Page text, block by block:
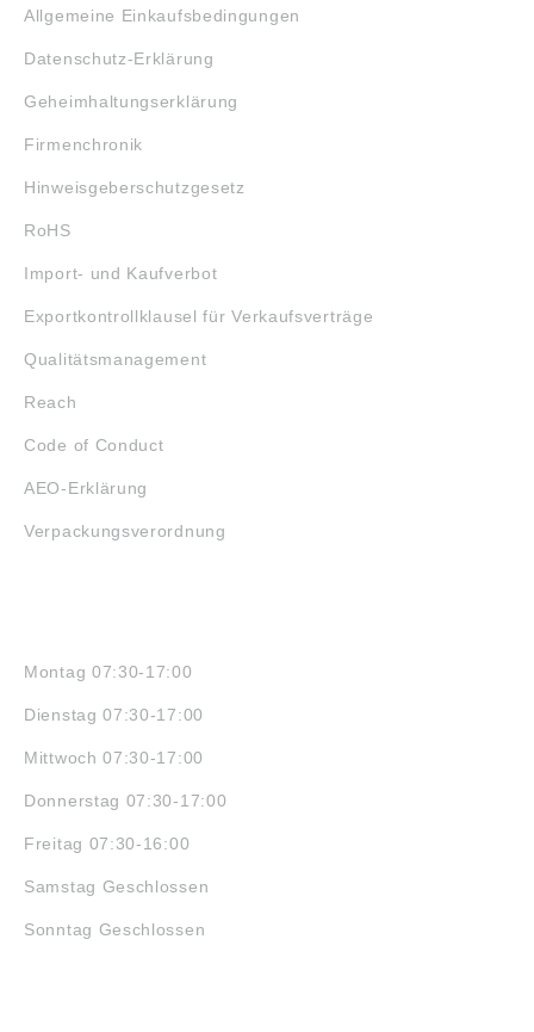
Allgemeine Einkaufsbedingungen
Datenschutz-Erklärung
Geheimhaltungserklärung
Firmenchronik
Hinweisgeberschutzgesetz
RoHS
Import- und Kaufverbot
Exportkontrollklausel für Verkaufsverträge
Qualitätsmanagement
Reach
Code of Conduct
AEO-Erklärung
Verpackungsverordnung
Montag 07:30-17:00
Dienstag 07:30-17:00
Mittwoch 07:30-17:00
Donnerstag 07:30-17:00
Freitag 07:30-16:00
Samstag Geschlossen
Sonntag Geschlossen